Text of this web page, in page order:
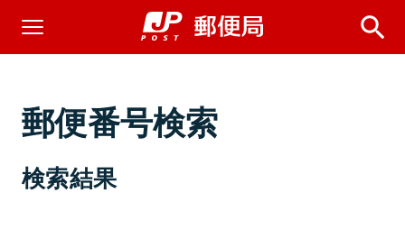
郵便番号検索
検索結果